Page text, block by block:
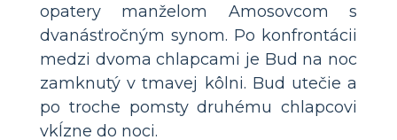
opatery manželom Amosovcom s
dvanásťročným synom. Po konfrontácii
medzi dvoma chlapcami je Bud na noc
zamknutý v tmavej kôlni. Bud utečie a
po troche pomsty druhému chlapcovi
vkĺzne do noci.